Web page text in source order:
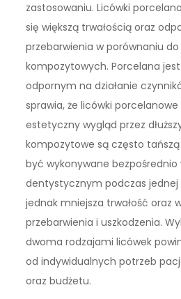
zastosowaniu. Licówki
się większą trwałością oraz
przebarwienia w porównaniu
kompozytowych. Porcelana
odpornym na działanie
sprawia, że licówki
estetyczny wygląd przez
kompozytowe są często
być wykonywane bezpośrednio
dentystycznym podczas jednej
jednak mniejsza trwałość oraz
przebarwienia i uszkodzenia.
dwoma rodzajami licówek
od indywidualnych potrzeb
oraz budżetu.